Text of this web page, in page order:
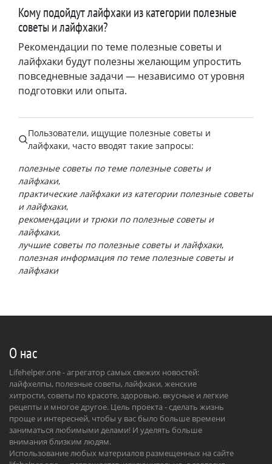
Кому подойдут лайфхаки из категории полезные
советы и лайфхаки?
Рекомендации по теме полезные советы и
лайфхаки будут полезны желающим упростить
повседневные задачи — независимо от уровня
подготовки или опыта.
Пользователи, ищущие полезные советы и
лайфхаки, часто вводят такие запросы:
полезные советы по теме полезные советы и
лайфхаки
практические лайфхаки из категории полезные советы
и лайфхаки
рекомендации и трюки по полезные советы и
лайфхаки
лучшие советы по полезные советы и лайфхаки
полезная информация по теме полезные советы и
лайфхаки
О нас
Lifehelper.one - агрегатор самых свежих новостей:
лайфхелпы, полезные советы, лайфхаки, женские
хитрости, советы по красоте, здоровью. вкусные и легкие
рецепты и многое другое. Цель проекта - сделать жизнь
проще и интересней, чтобы у вас было больше времени
заниматься любимыми делами! И уделять больше
внимания близким людям.
Использование любых материалов размещенных на сайте